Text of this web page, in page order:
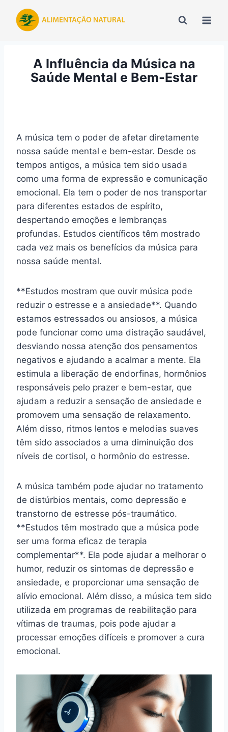
para
A Influência da Música na
Saúde Mental e Bem-Estar
A música tem o poder de afetar diretamente
nossa saúde mental e bem-estar. Desde os
tempos antigos, a música tem sido usada
como uma forma de expressão e comunicação
emocional. Ela tem o poder de nos transportar
para diferentes estados de espírito,
despertando emoções e lembranças
profundas. Estudos científicos têm mostrado
cada vez mais os benefícios da música para
nossa saúde mental.
**Estudos mostram que ouvir música pode
reduzir o estresse e a ansiedade**. Quando
estamos estressados ou ansiosos, a música
pode funcionar como uma distração saudável,
desviando nossa atenção dos pensamentos
negativos e ajudando a acalmar a mente. Ela
estimula a liberação de endorfinas, hormônios
responsáveis pelo prazer e bem-estar, que
ajudam a reduzir a sensação de ansiedade e
promovem uma sensação de relaxamento.
Além disso, ritmos lentos e melodias suaves
têm sido associados a uma diminuição dos
níveis de cortisol, o hormônio do estresse.
A música também pode ajudar no tratamento
de distúrbios mentais, como depressão e
transtorno de estresse pós-traumático.
**Estudos têm mostrado que a música pode
ser uma forma eficaz de terapia
complementar**. Ela pode ajudar a melhorar o
humor, reduzir os sintomas de depressão e
ansiedade, e proporcionar uma sensação de
alívio emocional. Além disso, a música tem sido
utilizada em programas de reabilitação para
vítimas de traumas, pois pode ajudar a
processar emoções difíceis e promover a cura
emocional.